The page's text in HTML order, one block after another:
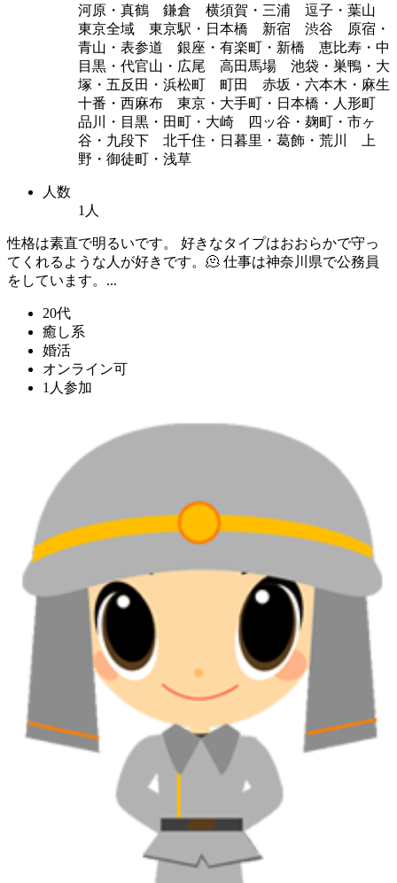
河原・真鶴 鎌倉 横須賀・三浦 逗子・葉山
東京全域 東京駅・日本橋 新宿 渋谷 原宿・
青山・表参道 銀座・有楽町・新橋 恵比寿・中
目黒・代官山・広尾 高田馬場 池袋・巣鴨・大
塚・五反田・浜松町 町田 赤坂・六本木・麻生
十番・西麻布 東京・大手町・日本橋・人形町
品川・目黒・田町・大崎 四ッ谷・麹町・市ヶ
谷・九段下 北千住・日暮里・葛飾・荒川 上
野・御徒町・浅草
人数
1人
性格は素直で明るいです。 好きなタイプはおおらかで守っ
てくれるような人が好きです。🫠 仕事は神奈川県で公務員
をしています。...
20代
癒し系
婚活
オンライン可
1人参加